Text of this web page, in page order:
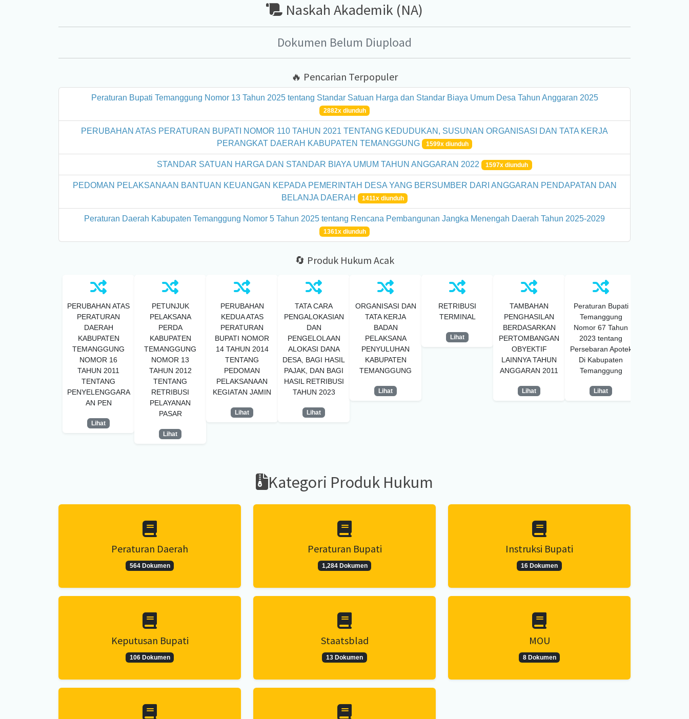
Naskah Akademik (NA)
Dokumen Belum Diupload
🔥 Pencarian Terpopuler
Peraturan Bupati Temanggung Nomor 13 Tahun 2025 tentang Standar Satuan Harga dan Standar Biaya Umum Desa Tahun Anggaran 2025
2882x diunduh
PERUBAHAN ATAS PERATURAN BUPATI NOMOR 110 TAHUN 2021 TENTANG KEDUDUKAN, SUSUNAN ORGANISASI DAN TATA KERJA
PERANGKAT DAERAH KABUPATEN TEMANGGUNG
1599x diunduh
STANDAR SATUAN HARGA DAN STANDAR BIAYA UMUM TAHUN ANGGARAN 2022 1597x diunduh
PEDOMAN PELAKSANAAN BANTUAN KEUANGAN KEPADA PEMERINTAH DESA YANG BERSUMBER DARI ANGGARAN PENDAPATAN DAN
BELANJA DAERAH
1411x diunduh
Peraturan Daerah Kabupaten Temanggung Nomor 5 Tahun 2025 tentang Rencana Pembangunan Jangka Menengah Daerah Tahun 2025-2029
1361x diunduh
🔄 Produk Hukum Acak
PERUBAHAN ATAS
PERATURAN
DAERAH
KABUPATEN
TEMANGGUNG
NOMOR 16
TAHUN 2011
TENTANG
PENYELENGGARA
AN PEN
Lihat
PETUNJUK
PELAKSANA
PERDA
KABUPATEN
TEMANGGUNG
NOMOR 13
TAHUN 2012
TENTANG
RETRIBUSI
PELAYANAN
PASAR
Lihat
PERUBAHAN
KEDUA ATAS
PERATURAN
BUPATI NOMOR
14 TAHUN 2014
TENTANG
PEDOMAN
PELAKSANAAN
KEGIATAN JAMIN
Lihat
TATA CARA
PENGALOKASIAN
DAN
PENGELOLAAN
ALOKASI DANA
DESA, BAGI HASIL
PAJAK, DAN BAGI
HASIL RETRIBUSI
TAHUN 2023
Lihat
ORGANISASI DAN
TATA KERJA
BADAN
PELAKSANA
PENYULUHAN
KABUPATEN
TEMANGGUNG
Lihat
RETRIBUSI
TERMINAL
Lihat
TAMBAHAN
PENGHASILAN
BERDASARKAN
PERTOMBANGAN
OBYEKTIF
LAINNYA TAHUN
ANGGARAN 2011
Lihat
Peraturan Bupati
Temanggung
Nomor 67 Tahun
2023 tentang
Persebaran Apotek
Di Kabupaten
Temanggung
Lihat
Kategori Produk Hukum
Peraturan Daerah
564 Dokumen
Peraturan Bupati
1,284 Dokumen
Instruksi Bupati
16 Dokumen
Keputusan Bupati
106 Dokumen
Staatsblad
13 Dokumen
MOU
8 Dokumen